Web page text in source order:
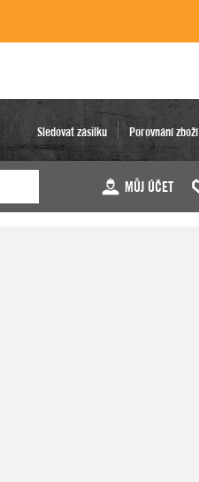
Sledovat zásilku Porovnání zboží
MŮJ ÚČET